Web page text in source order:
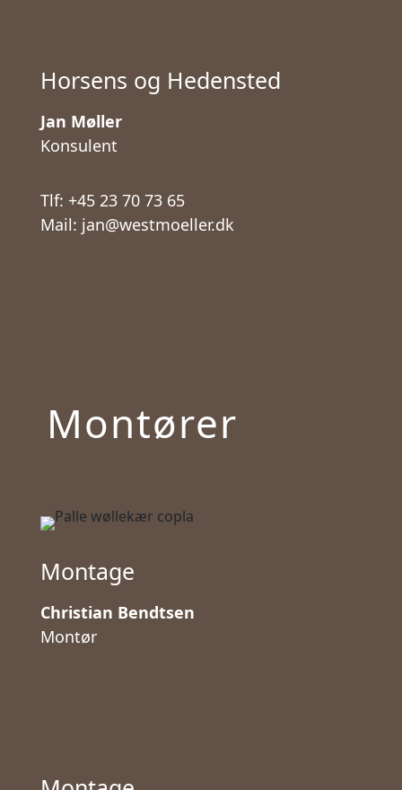
Horsens og Hedensted
Jan Møller
Konsulent
Tlf: +45 23 70 73 65
Mail: jan@westmoeller.dk
Montører
Montage
Christian Bendtsen
Montør